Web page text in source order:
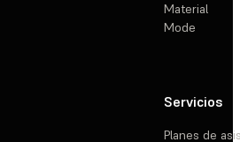
Material
Mode
Servicios
Planes de